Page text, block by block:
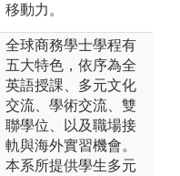
移動力。
全球商務學士學程有
五大特色，依序為全
英語授課、多元文化
交流、學術交流、雙
聯學位、以及職場接
軌與海外實習機會。
本系所提供學生多元